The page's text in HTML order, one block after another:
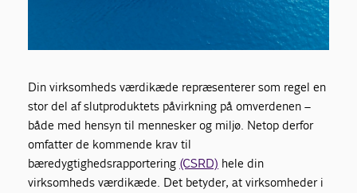
Din virksomheds værdikæde repræsenterer som regel en
stor del af slutproduktets påvirkning på omverdenen –
både med hensyn til mennesker og miljø. Netop derfor
omfatter de kommende krav til
bæredygtighedsrapportering (CSRD) hele din
virksomheds værdikæde. Det betyder, at virksomheder i